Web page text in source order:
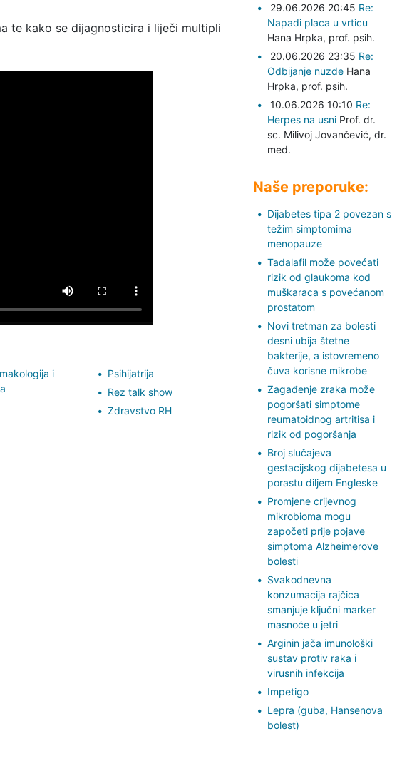
te kako se dijagnosticira i liječi multipli
i
Psihijatrija
Rez talk show
Zdravstvo RH
29.06.2026 20:45 Re:
Napadi placa u vrticu
Hana Hrpka, prof. psih.
20.06.2026 23:35 Re:
Odbijanje nuzde Hana
Hrpka, prof. psih.
10.06.2026 10:10 Re:
Herpes na usni Prof. dr.
sc. Milivoj Jovančević, dr.
med.
Naše preporuke:
Dijabetes tipa 2 povezan s
težim simptomima
menopauze
Tadalafil može povećati
rizik od glaukoma kod
muškaraca s povećanom
prostatom
Novi tretman za bolesti
desni ubija štetne
bakterije, a istovremeno
čuva korisne mikrobe
Zagađenje zraka može
pogoršati simptome
reumatoidnog artritisa i
rizik od pogoršanja
Broj slučajeva
gestacijskog dijabetesa u
porastu diljem Engleske
Promjene crijevnog
mikrobioma mogu
započeti prije pojave
simptoma Alzheimerove
bolesti
Svakodnevna
konzumacija rajčica
smanjuje ključni marker
masnoće u jetri
Arginin jača imunološki
sustav protiv raka i
virusnih infekcija
Impetigo
Lepra (guba, Hansenova
bolest)